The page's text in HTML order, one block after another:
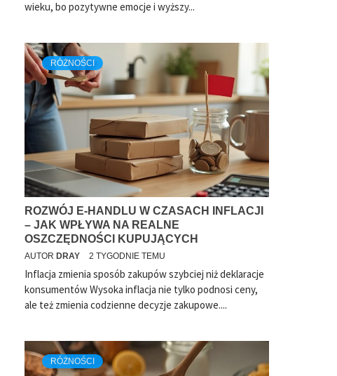
wieku, bo pozytywne emocje i wyższy...
RÓŻNOŚCI
ROZWÓJ E-HANDLU W CZASACH INFLACJI
– JAK WPŁYWA NA REALNE
OSZCZĘDNOŚCI KUPUJĄCYCH
AUTOR DRAY 2 TYGODNIE TEMU
Inflacja zmienia sposób zakupów szybciej niż deklaracje
konsumentów Wysoka inflacja nie tylko podnosi ceny,
ale też zmienia codzienne decyzje zakupowe....
RÓŻNOŚCI